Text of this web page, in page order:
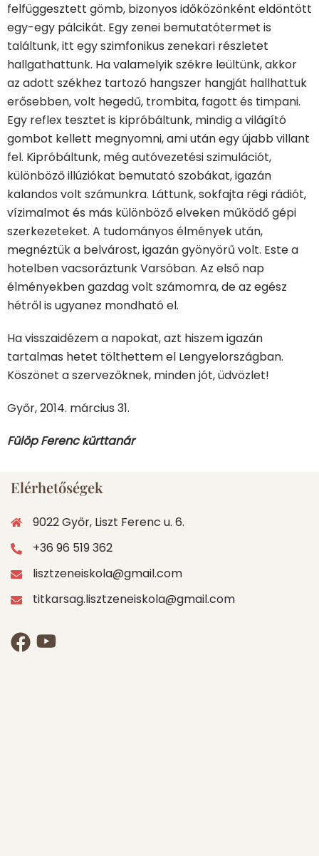
felfüggesztett gömb, bizonyos időközönként eldöntött
egy-egy pálcikát. Egy zenei bemutatótermet is
találtunk, itt egy szimfonikus zenekari részletet
hallgathattunk. Ha valamelyik székre leültünk, akkor
az adott székhez tartozó hangszer hangját hallhattuk
erősebben, volt hegedű, trombita, fagott és timpani.
Egy reflex tesztet is kipróbáltunk, mindig a világító
gombot kellett megnyomni, ami után egy újabb villant
fel. Kipróbáltunk, még autóvezetési szimulációt,
különböző illúziókat bemutató szobákat, igazán
kalandos volt számunkra. Láttunk, sokfajta régi rádiót,
vízimalmot és más különböző elveken működő gépi
szerkezeteket. A tudományos élmények után,
megnéztük a belvárost, igazán gyönyörű volt. Este a
hotelben vacsoráztunk Varsóban. Az első nap
élményekben gazdag volt számomra, de az egész
hétről is ugyanez mondható el.
Ha visszaidézem a napokat, azt hiszem igazán
tartalmas hetet tölthettem el Lengyelországban.
Köszönet a szervezőknek, minden jót, üdvözlet!
Győr, 2014. március 31.
Fülöp Ferenc kürttanár
Elérhetőségek
9022 Győr, Liszt Ferenc u. 6.
+36 96 519 362
lisztzeneiskola@gmail.com
titkarsag.lisztzeneiskola@gmail.com